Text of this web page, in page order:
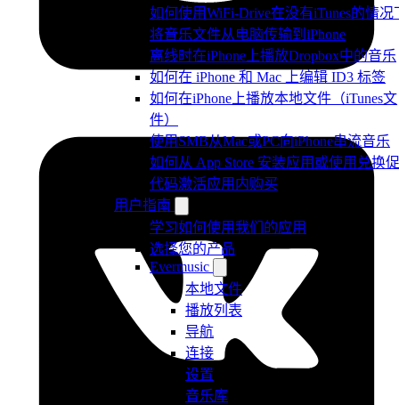
如何使用WiFi-Drive在没有iTunes的情况
将音乐文件从电脑传输到iPhone
离线时在iPhone上播放Dropbox中的音乐
如何在 iPhone 和 Mac 上编辑 ID3 标签
如何在iPhone上播放本地文件（iTunes文
件）
使用SMB从Mac或PC向iPhone串流音乐
如何从 App Store 安装应用或使用兑换
代码激活应用内购买
用户指南
学习如何使用我们的应用
选择您的产品
Evermusic
本地文件
播放列表
导航
连接
设置
音乐库